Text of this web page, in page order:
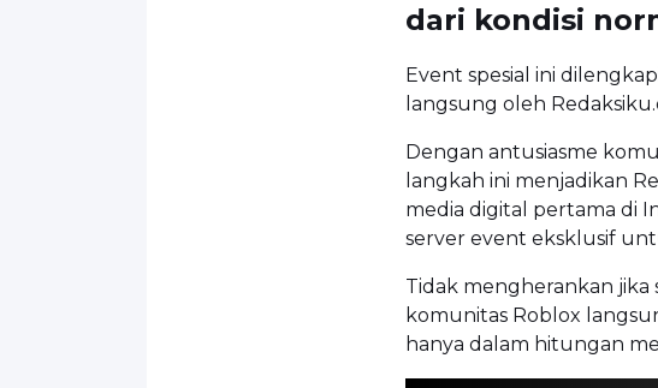
dari kondisi
Event spesial ini
langsung oleh
Dengan antusiasme
langkah ini menjadikan
media digital pertama di
server event eksklusif
Tidak mengherankan jika
komunitas Roblox
hanya dalam hitungan